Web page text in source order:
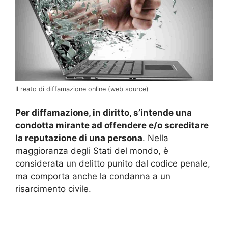
Il reato di diffamazione online (web source)
Per diffamazione, in diritto, s’intende una
condotta mirante ad offendere e/o screditare
la reputazione di una persona. Nella
maggioranza degli Stati del mondo, è
considerata un delitto punito dal codice penale,
ma comporta anche la condanna a un
risarcimento civile.